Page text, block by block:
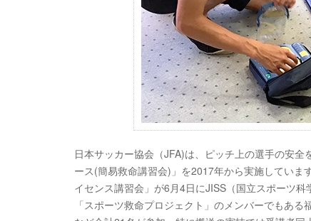
日本サッカー協会（JFA)は、ピッチ上の選手の安
ース(簡易救命講習会)」を2017年から実施してい
イセンス講習会」が6月4日にJISS（国立スポーツ
「スポーツ救命プロジェクト」のメンバーでもあ